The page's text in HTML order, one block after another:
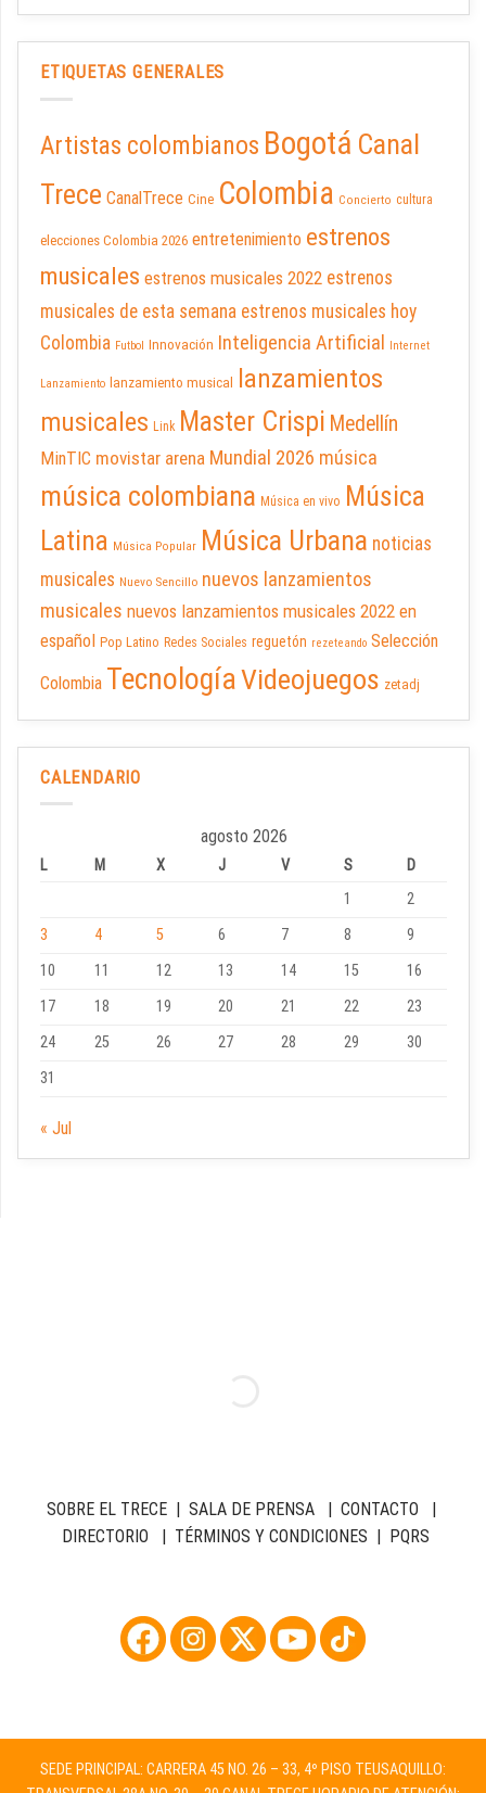
ETIQUETAS GENERALES
Artistas colombianos Bogotá Canal
Trece CanalTrece Cine Colombia Concierto cultura
elecciones Colombia 2026 entretenimiento estrenos
musicales estrenos musicales 2022 estrenos
musicales de esta semana estrenos musicales hoy
Colombia Futbol Innovación Inteligencia Artificial Internet
Lanzamiento lanzamiento musical
lanzamientos
musicales Link Master Crispi Medellín
MinTIC movistar arena Mundial 2026 música
música colombiana Música en vivo Música
Latina Música Popular Música Urbana noticias
musicales Nuevo Sencillo nuevos lanzamientos
musicales nuevos lanzamientos musicales 2022 en
español Pop Latino Redes Sociales reguetón rezeteando Selección
Colombia TecnologíaVideojuegos zetadj
CALENDARIO
agosto 2026
L M X J V S
D
1
2
3
4 5 6 7 8
9
10
11 12 13 14 15
16
17
18 19 20 21 22
23
24
25 26 27 28 29
30
31
« Jul
SOBRE EL TRECE| SALA DE PRENSA| CONTACTO |
DIRECTORIO | TÉRMINOS Y CONDICIONES | PQRS
SEDE PRINCIPAL: CARRERA 45 NO. 26 – 33, 4º PISO TEUSAQUILLO: